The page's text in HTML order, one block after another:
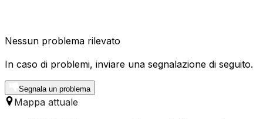
Nessun problema rilevato
In caso di problemi, inviare una segnalazione di seguito.
Segnala un problema
Mappa attuale